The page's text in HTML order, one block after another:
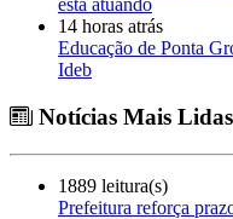
está atuando
14 horas atrás
Educação de Ponta
Ideb
Notícias Mais Lidas
1889 leitura(s)
Prefeitura reforça